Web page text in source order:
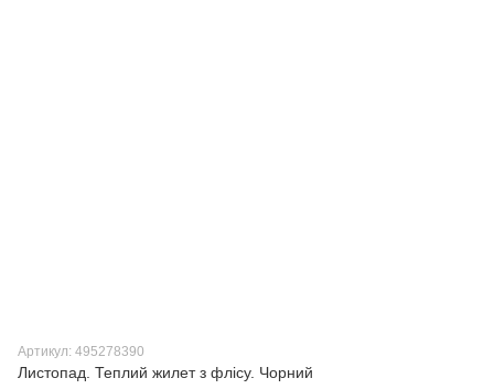
Артикул: 495278390
Листопад. Теплий жилет з флісу. Чорний